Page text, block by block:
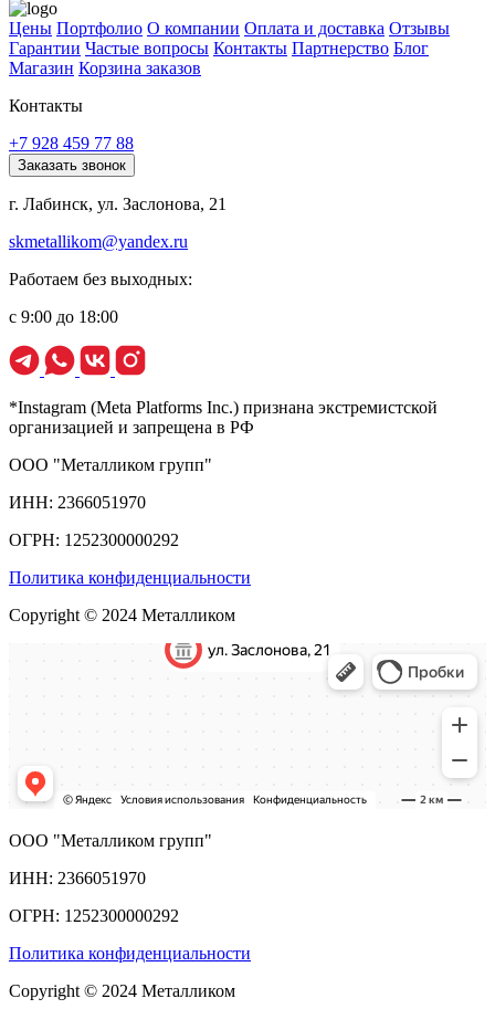
Цены Портфолио О компании Оплата и доставка Отзывы
Гарантии Частые вопросы Контакты Партнерство Блог
Магазин Корзина заказов
Контакты
+7 928 459 77 88
Заказать звонок
г. Лабинск, ул. Заслонова, 21
skmetallikom@yandex.ru
Работаем без выходных:
с 9:00 до 18:00
*Instagram (Meta Platforms Inc.) признана экстремистской
организацией и запрещена в РФ
ООО "Металликом групп"
ИНН: 2366051970
ОГРН: 1252300000292
Политика конфиденциальности
Copyright © 2024 Металликом
ООО "Металликом групп"
ИНН: 2366051970
ОГРН: 1252300000292
Политика конфиденциальности
Copyright © 2024 Металликом